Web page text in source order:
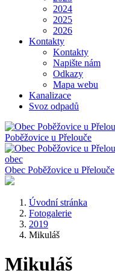
2024
2025
2026
Kontakty
Kontakty
Napište nám
Odkazy
Mapa webu
Kanalizace
Svoz odpadů
Poběžovice u Přelouče
obec
Obec Poběžovice u Přelouče
Úvodní stránka
Fotogalerie
2019
Mikuláš
Mikuláš